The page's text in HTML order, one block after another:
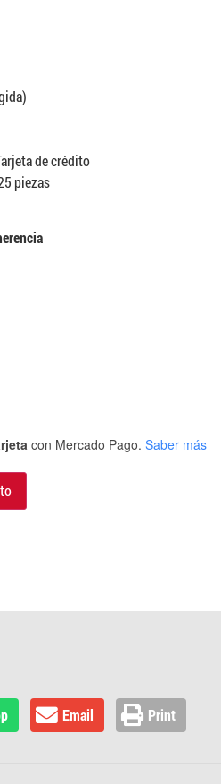
de crédito
piezas
con Mercado Pago. Saber más
Email Print